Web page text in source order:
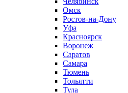
Омск
Ростов-на-Дону
Уфа
Красноярск
Воронеж
Саратов
Самара
Тюмень
Тольятти
Тула